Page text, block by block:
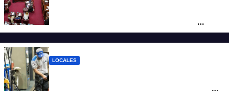
Santa Fe
LOCALES
ciudad de Santa Fe: la nafta súper superó